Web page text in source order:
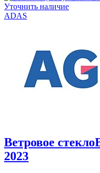
Уточнить наличие
ADAS
Ветровое стекло
2023